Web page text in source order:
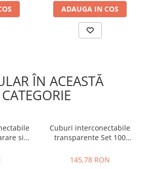
ADAUGA IN COS
ÎN ACEASTĂ
CATEGORIE
si
Cuburi interconectabile
transparente Set 100
145,78 RON